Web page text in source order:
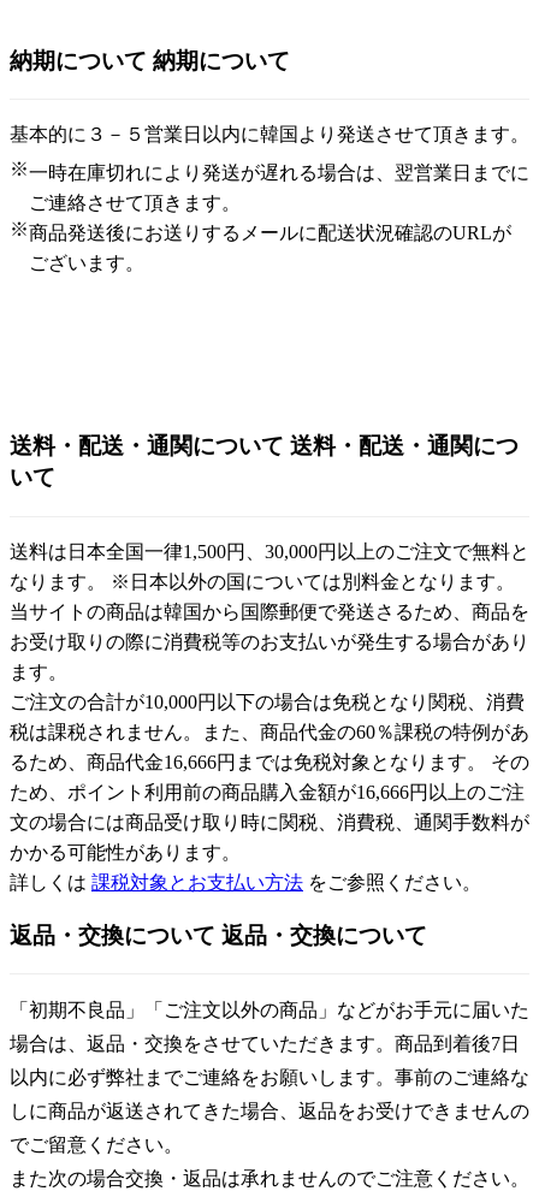
納期について 納期について
基本的に３－５営業日以内に韓国より発送させて頂きます。
※一時在庫切れにより発送が遅れる場合は、翌営業日までに
ご連絡させて頂きます。
※商品発送後にお送りするメールに配送状況確認のURLが
ございます。
送料・配送・通関について 送料・配送・通関につ
いて
送料は日本全国一律1,500円、30,000円以上のご注文で無料と
なります。 ※日本以外の国については別料金となります。
当サイトの商品は韓国から国際郵便で発送さるため、商品を
お受け取りの際に消費税等のお支払いが発生する場合があり
ます。
ご注文の合計が10,000円以下の場合は免税となり関税、消費
税は課税されません。また、商品代金の60％課税の特例があ
るため、商品代金16,666円までは免税対象となります。 その
ため、ポイント利用前の商品購入金額が16,666円以上のご注
文の場合には商品受け取り時に関税、消費税、通関手数料が
かかる可能性があります。
詳しくは 課税対象とお支払い方法 をご参照ください。
返品・交換について 返品・交換について
「初期不良品」「ご注文以外の商品」などがお手元に届いた
場合は、返品・交換をさせていただきます。商品到着後7日
以内に必ず弊社までご連絡をお願いします。事前のご連絡な
しに商品が返送されてきた場合、返品をお受けできませんの
でご留意ください。
また次の場合交換・返品は承れませんのでご注意ください。